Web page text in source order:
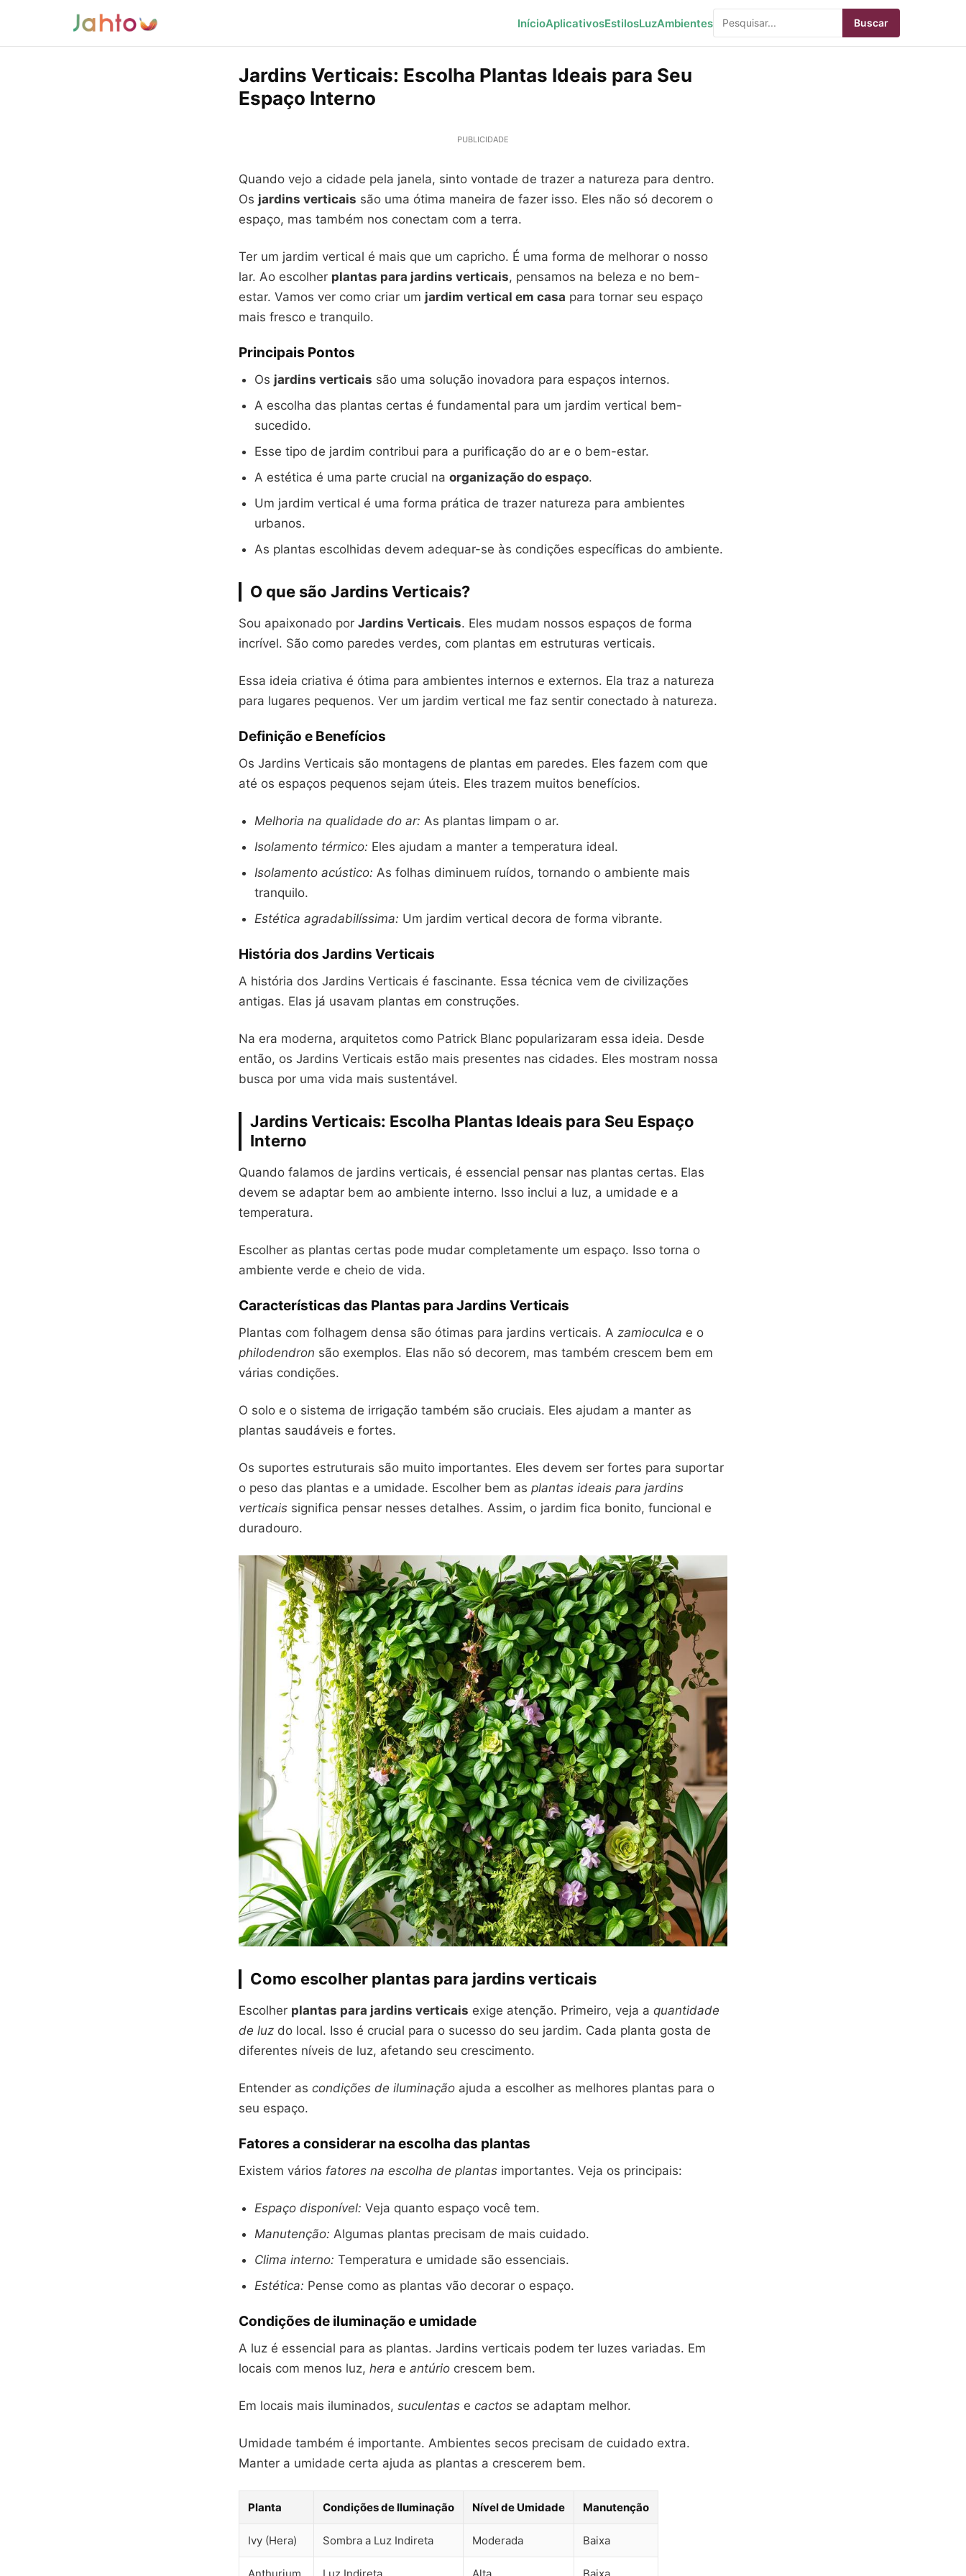
InícioAplicativosEstilosLuzAmbientes Buscar
Jardins Verticais: Escolha Plantas Ideais para Seu
Espaço Interno
PUBLICIDADE
Quando vejo a cidade pela janela, sinto vontade de trazer a natureza para dentro.
Os jardins verticais são uma ótima maneira de fazer isso. Eles não só decorem o
espaço, mas também nos conectam com a terra.
Ter um jardim vertical é mais que um capricho. É uma forma de melhorar o nosso
lar. Ao escolher plantas para jardins verticais, pensamos na beleza e no bem-
estar. Vamos ver como criar um jardim vertical em casa para tornar seu espaço
mais fresco e tranquilo.
Principais Pontos
Os jardins verticais são uma solução inovadora para espaços internos.
A escolha das plantas certas é fundamental para um jardim vertical bem-
sucedido.
Esse tipo de jardim contribui para a purificação do ar e o bem-estar.
A estética é uma parte crucial na organização do espaço.
Um jardim vertical é uma forma prática de trazer natureza para ambientes
urbanos.
As plantas escolhidas devem adequar-se às condições específicas do ambiente.
O que são Jardins Verticais?
Sou apaixonado por Jardins Verticais. Eles mudam nossos espaços de forma
incrível. São como paredes verdes, com plantas em estruturas verticais.
Essa ideia criativa é ótima para ambientes internos e externos. Ela traz a natureza
para lugares pequenos. Ver um jardim vertical me faz sentir conectado à natureza.
Definição e Benefícios
Os Jardins Verticais são montagens de plantas em paredes. Eles fazem com que
até os espaços pequenos sejam úteis. Eles trazem muitos benefícios.
Melhoria na qualidade do ar: As plantas limpam o ar.
Isolamento térmico: Eles ajudam a manter a temperatura ideal.
Isolamento acústico: As folhas diminuem ruídos, tornando o ambiente mais
tranquilo.
Estética agradabilíssima: Um jardim vertical decora de forma vibrante.
História dos Jardins Verticais
A história dos Jardins Verticais é fascinante. Essa técnica vem de civilizações
antigas. Elas já usavam plantas em construções.
Na era moderna, arquitetos como Patrick Blanc popularizaram essa ideia. Desde
então, os Jardins Verticais estão mais presentes nas cidades. Eles mostram nossa
busca por uma vida mais sustentável.
Jardins Verticais: Escolha Plantas Ideais para Seu Espaço
Interno
Quando falamos de jardins verticais, é essencial pensar nas plantas certas. Elas
devem se adaptar bem ao ambiente interno. Isso inclui a luz, a umidade e a
temperatura.
Escolher as plantas certas pode mudar completamente um espaço. Isso torna o
ambiente verde e cheio de vida.
Características das Plantas para Jardins Verticais
Plantas com folhagem densa são ótimas para jardins verticais. A zamioculca e o
philodendron são exemplos. Elas não só decorem, mas também crescem bem em
várias condições.
O solo e o sistema de irrigação também são cruciais. Eles ajudam a manter as
plantas saudáveis e fortes.
Os suportes estruturais são muito importantes. Eles devem ser fortes para suportar
o peso das plantas e a umidade. Escolher bem as plantas ideais para jardins
verticais significa pensar nesses detalhes. Assim, o jardim fica bonito, funcional e
duradouro.
Como escolher plantas para jardins verticais
Escolher plantas para jardins verticais exige atenção. Primeiro, veja a quantidade
de luz do local. Isso é crucial para o sucesso do seu jardim. Cada planta gosta de
diferentes níveis de luz, afetando seu crescimento.
Entender as condições de iluminação ajuda a escolher as melhores plantas para o
seu espaço.
Fatores a considerar na escolha das plantas
Existem vários fatores na escolha de plantas importantes. Veja os principais:
Espaço disponível: Veja quanto espaço você tem.
Manutenção: Algumas plantas precisam de mais cuidado.
Clima interno: Temperatura e umidade são essenciais.
Estética: Pense como as plantas vão decorar o espaço.
Condições de iluminação e umidade
A luz é essencial para as plantas. Jardins verticais podem ter luzes variadas. Em
locais com menos luz, hera e antúrio crescem bem.
Em locais mais iluminados, suculentas e cactos se adaptam melhor.
Umidade também é importante. Ambientes secos precisam de cuidado extra.
Manter a umidade certa ajuda as plantas a crescerem bem.
Planta Condições de Iluminação Nível de Umidade Manutenção
Ivy (Hera) Sombra a Luz Indireta Moderada Baixa